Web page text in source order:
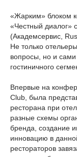
«Жарким» блоком
«Честный диалог»
(Академсервис,
Не только
вопросы, но и сами
гостиничного
Впервые на
Club, была
ресторана при
разные схемы
бренда, создание
инновацию в
рестораторов